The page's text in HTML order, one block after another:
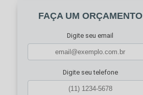
FAÇA UM ORÇAMENTO
Digite seu email
Digite seu telefone